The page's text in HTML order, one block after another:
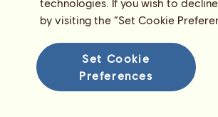
by visiting the “Set Cookie
Set Cookie
Preferences